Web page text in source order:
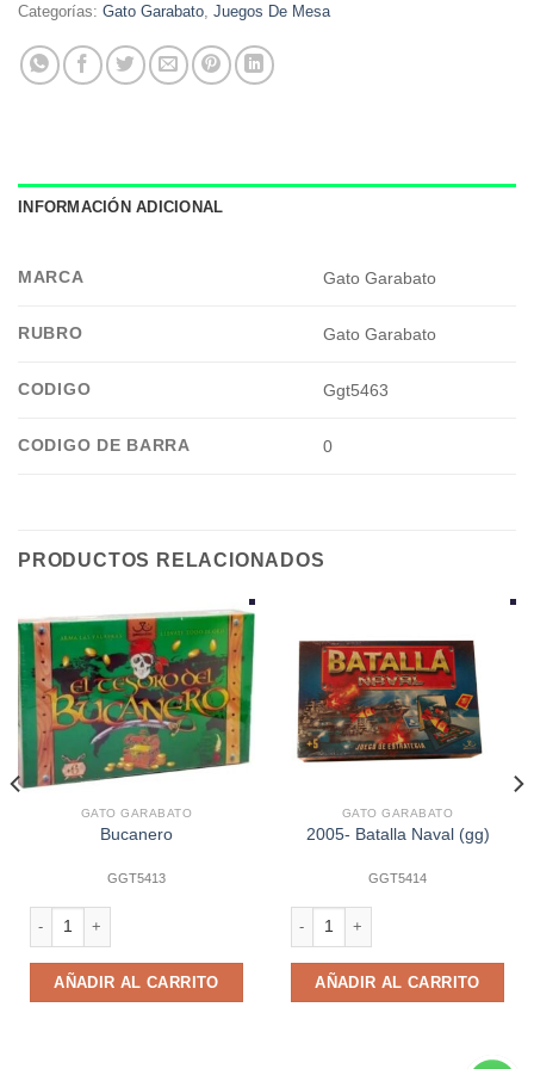
Categorías: Gato Garabato Juegos De Mesa
INFORMACIÓN ADICIONAL
MARCA Gato Garabato
RUBRO Gato Garabato
CODIGO Ggt5463
CODIGO DE BARRA 0
PRODUCTOS RELACIONADOS
GATO GARABATO
Bucanero
GGT5413
AÑADIR AL CARRITO
GATO GARABATO
2005- Batalla Naval (gg)
GGT5414
AÑADIR AL CARRITO